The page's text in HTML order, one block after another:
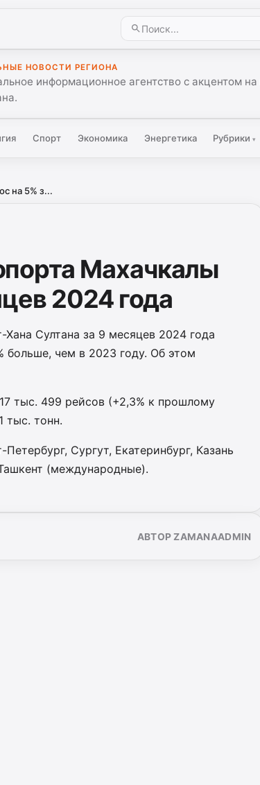
НОВОСТИ РЕГИОНА
информационное агентство с акцентом
Спорт Экономика Энергетика Рубрики▾
на 5% з...
Махачкалы
2024 года
Султана за 9 месяцев 2024 года
больше, чем в 2023 году. Об этом
тыс. 499 рейсов (+2,3% к прошлому
тыс. тонн.
Сургут, Екатеринбург, Казань
(международные).
АВТОР ZAMANAADMIN